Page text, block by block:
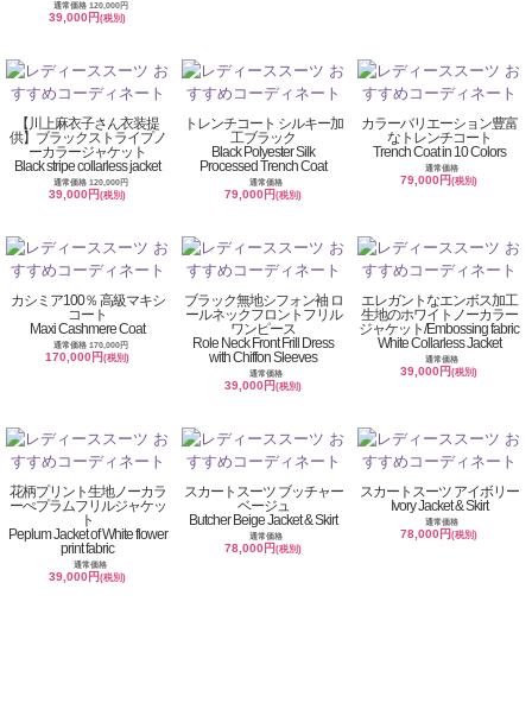
通常価格 120,000円
39,000円(税別)
【川上麻衣子さん衣装提
供】ブラックストライプノ
ーカラージャケット
Black stripe collarless jacket
通常価格 120,000円
39,000円(税別)
トレンチコート シルキー加
工ブラック
Black Polyester Silk
Processed Trench Coat
通常価格
79,000円(税別)
カラーバリエーション豊富
なトレンチコート
Trench Coat in 10 Colors
通常価格
79,000円(税別)
カシミア100％ 高級マキシ
コート
Maxi Cashmere Coat
通常価格 170,000円
170,000円(税別)
ブラック無地シフォン袖 ロ
ールネックフロントフリル
ワンピース
Role Neck Front Frill Dress
with Chiffon Sleeves
通常価格
39,000円(税別)
エレガントなエンボス加工
生地のホワイトノーカラー
ジャケット/Embossing fabric
White Collarless Jacket
通常価格
39,000円(税別)
花柄プリント生地ノーカラ
ーぺプラムフリルジャケッ
ト
Peplum Jacket of White flower
print fabric
通常価格
39,000円(税別)
スカートスーツ ブッチャー
ベージュ
Butcher Beige Jacket & Skirt
通常価格
78,000円(税別)
スカートスーツ アイボリー
Ivory Jacket & Skirt
通常価格
78,000円(税別)